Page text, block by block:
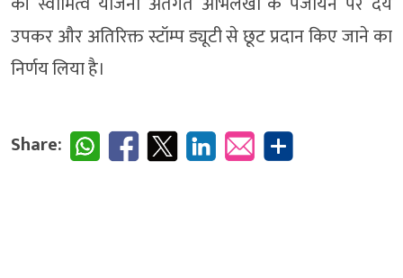
उपकर और अतिरिक्त स्टॉम्प ड्यूटी से छूट प्रदान किए जाने का
निर्णय लिया है।
Share: